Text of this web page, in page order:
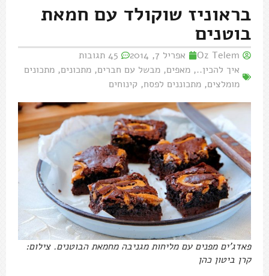
בראוניז שוקולד עם חמאת
בוטנים
Oz Telem אפריל 7, 2014
45 תגובות
איך להכין.., מאפים, מבשל עם חברים, מתכונים, מתכונים
מומלצים, מתכוננים לפסח, קינוחים
פאדג'ים מפנים עם מליחות מגניבה מחמאת הבוטנים. צילום:
קרן ביטון כהן